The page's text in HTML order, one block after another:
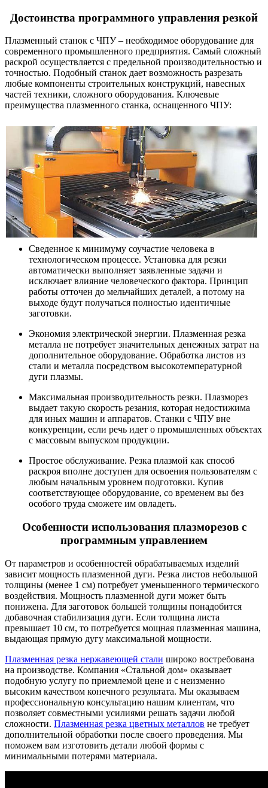
Достоинства программного управления резкой
Плазменный станок с ЧПУ – необходимое оборудование для
современного промышленного предприятия. Самый сложный
раскрой осуществляется с предельной производительностью и
точностью. Подобный станок дает возможность разрезать
любые компоненты строительных конструкций, навесных
частей техники, сложного оборудования. Ключевые
преимущества плазменного станка, оснащенного ЧПУ:
Сведенное к минимуму соучастие человека в
технологическом процессе. Установка для резки
автоматически выполняет заявленные задачи и
исключает влияние человеческого фактора. Принцип
работы отточен до мельчайших деталей, а потому на
выходе будут получаться полностью идентичные
заготовки.
Экономия электрической энергии. Плазменная резка
металла не потребует значительных денежных затрат на
дополнительное оборудование. Обработка листов из
стали и металла посредством высокотемпературной
дуги плазмы.
Максимальная производительность резки. Плазморез
выдает такую скорость резания, которая недостижима
для иных машин и аппаратов. Станки с ЧПУ вне
конкуренции, если речь идет о промышленных объектах
с массовым выпуском продукции.
Простое обслуживание. Резка плазмой как способ
раскроя вполне доступен для освоения пользователям с
любым начальным уровнем подготовки. Купив
соответствующее оборудование, со временем вы без
особого труда сможете им овладеть.
Особенности использования плазморезов с
программным управлением
От параметров и особенностей обрабатываемых изделий
зависит мощность плазменной дуги. Резка листов небольшой
толщины (менее 1 см) потребует уменьшенного термического
воздействия. Мощность плазменной дуги может быть
понижена. Для заготовок большей толщины понадобится
добавочная стабилизация дуги. Если толщина листа
превышает 10 см, то потребуется мощная плазменная машина,
выдающая прямую дугу максимальной мощности.
Плазменная резка нержавеющей стали широко востребована
на производстве. Компания «Стальной дом» оказывает
подобную услугу по приемлемой цене и с неизменно
высоким качеством конечного результата. Мы оказываем
профессиональную консультацию нашим клиентам, что
позволяет совместными усилиями решать задачи любой
сложности. Плазменная резка цветных металлов не требует
дополнительной обработки после своего проведения. Мы
поможем вам изготовить детали любой формы с
минимальными потерями материала.